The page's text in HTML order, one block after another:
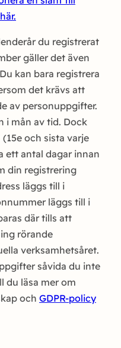
du registrerat
gäller det även
kan bara registrera
det krävs att
av personuppgifter.
i mån av tid. Dock
och sista varje
ett antal dagar innan
din registrering
läggs till i
läggs till i
där tills att
rörande
verksamhetsåret.
såvida du inte
du läsa mer om
och GDPR-policy